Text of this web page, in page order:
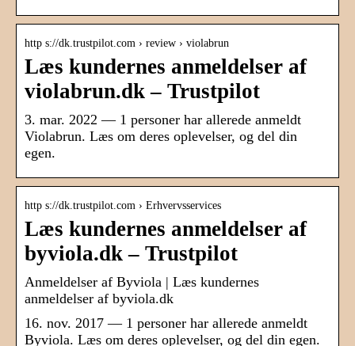
http s://dk.trustpilot.com › review › violabrun
Læs kundernes anmeldelser af
violabrun.dk – Trustpilot
3. mar. 2022 — 1 personer har allerede anmeldt
Violabrun. Læs om deres oplevelser, og del din
egen.
http s://dk.trustpilot.com › Erhvervsservices
Læs kundernes anmeldelser af
byviola.dk – Trustpilot
Anmeldelser af Byviola | Læs kundernes
anmeldelser af byviola.dk
16. nov. 2017 — 1 personer har allerede anmeldt
Byviola. Læs om deres oplevelser, og del din egen.